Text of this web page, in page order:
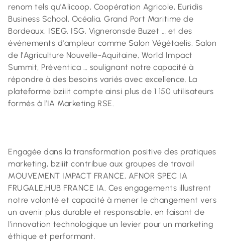
renom tels qu'Alicoop, Coopération Agricole, Euridis
Business School, Océalia, Grand Port Maritime de
Bordeaux, ISEG, ISG, Vigneronsde Buzet … et des
événements d'ampleur comme Salon Végétaelis, Salon
de l’Agriculture Nouvelle-Aquitaine, World Impact
Summit, Préventica … soulignant notre capacité à
répondre à des besoins variés avec excellence. La
plateforme bziiit compte ainsi plus de 1 150 utilisateurs
formés à l’IA Marketing RSE.
Engagée dans la transformation positive des pratiques
marketing, bziiit contribue aux groupes de travail
MOUVEMENT IMPACT FRANCE, AFNOR SPEC IA
FRUGALE,HUB FRANCE IA. Ces engagements illustrent
notre volonté et capacité à mener le changement vers
un avenir plus durable et responsable, en faisant de
l'innovation technologique un levier pour un marketing
éthique et performant.